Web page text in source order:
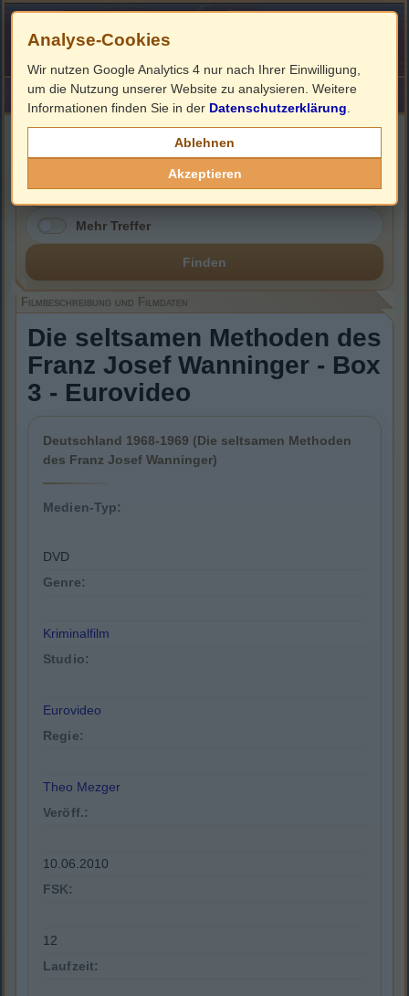
HOME ImpressumLinks
Filmbeschreibung, Cover & DVD Infos
Mehr Treffer
Finden
Filmbeschreibung und Filmdaten
Die seltsamen Methoden des
Franz Josef Wanninger - Box
3 - Eurovideo
Deutschland 1968-1969 (Die seltsamen Methoden
des Franz Josef Wanninger)
Medien-Typ:
DVD
Genre:
Kriminalfilm
Studio:
Eurovideo
Regie:
Theo Mezger
Veröff.:
10.06.2010
FSK:
12
Laufzeit:
Analyse-Cookies
Wir nutzen Google Analytics 4 nur nach Ihrer Einwilligung,
um die Nutzung unserer Website zu analysieren. Weitere
Informationen finden Sie in der Datenschutzerklärung
Ablehnen
Akzeptieren